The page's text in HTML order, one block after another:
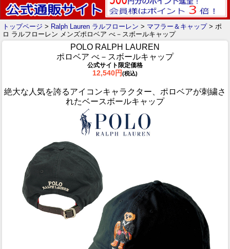
トップページ > Ralph Lauren ラルフローレン > マフラー＆キャップ> ポ
ロ ラルフローレン メンズポロベア べ－スボールキャップ
POLO RALPH LAUREN
ポロベア べ－スボールキャップ
公式サイト限定価格
12,540円(税込)
絶大な人気を誇るアイコンキャラクター、ポロベアが刺繍さ
れたベースボールキャップ